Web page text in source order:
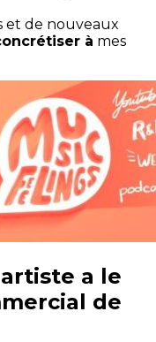
et de nouveaux
à mes
a le
de